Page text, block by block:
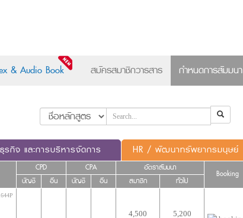
& Audio Book สมัครสมาชิกวารสาร กำหนดการสัมมนา
กิจ และการบริหารจัดการ HR / พัฒนาทรัพยากรมนุษย์
CPD CPA อัตราสัมมนา
Booking
บัญชี อื่น บัญชี อื่น สมาชิก ทั่วไป
4,500 5,200